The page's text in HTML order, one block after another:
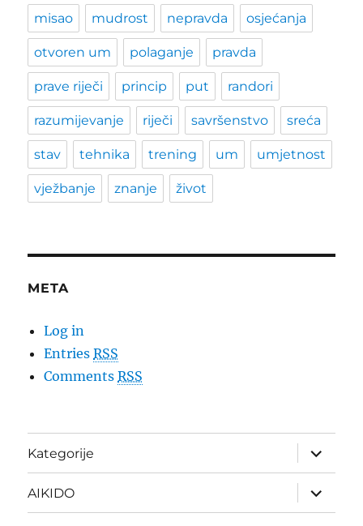
misao mudrost nepravda osjećanja
otvoren um polaganje pravda
prave riječi princip put randori
razumijevanje riječi savršenstvo sreća
stav tehnika trening um umjetnost
vježbanje znanje život
META
Log in
EntriesRSS
CommentsRSS
Kategorije
expand
child
menu
AIKIDO
expand
child
menu